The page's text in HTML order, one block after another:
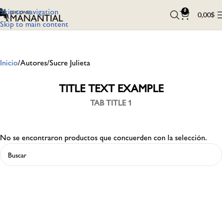
Skip to navigation
Skip to main content
0 0,00$
Inicio Autores Sucre Julieta
TITLE TEXT EXAMPLE
TAB TITLE 1
No se encontraron productos que concuerden con la selección.